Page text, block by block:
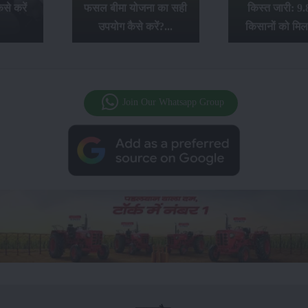
करें
फसल बीमा योजना का सही
उपयोग कैसे करें?...
किस्त जारी:
किसानों को
Join Our Whatsapp Group